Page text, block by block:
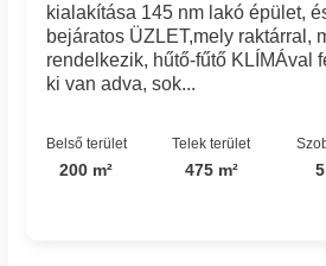
kialakítása 145 nm lakó épület,
bejáratos ÜZLET,mely raktárral,
rendelkezik, hűtő-fűtő KLÍMÁval
ki van adva, sok...
Belső terület
200 m²
Telek terület
475 m² 5